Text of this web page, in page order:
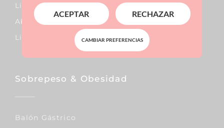
Lipo Vaser
Abdominoplastia
Liposucción
Sobrepeso & Obesidad
Balón Gástrico
ACEPTAR RECHAZAR
CAMBIAR PREFERENCIAS